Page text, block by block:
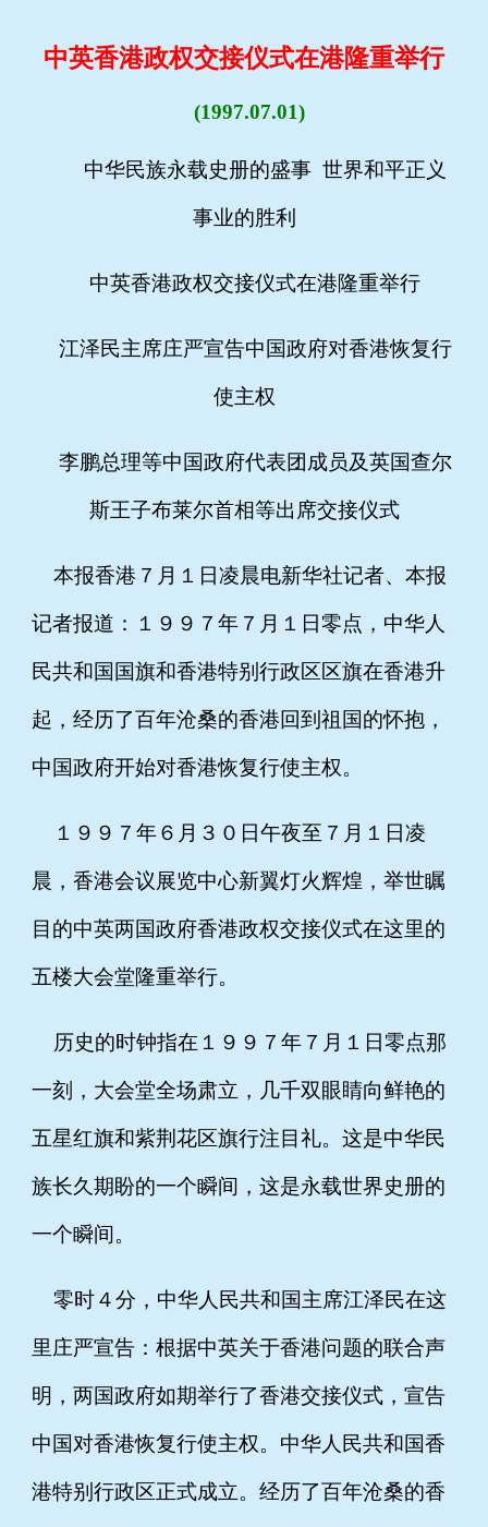
中英香港政权交接仪式在港隆重举行
(1997.07.01)
中华民族永载史册的盛事 世界和平正义
事业的胜利
中英香港政权交接仪式在港隆重举行
江泽民主席庄严宣告中国政府对香港恢复行
使主权
李鹏总理等中国政府代表团成员及英国查尔
斯王子布莱尔首相等出席交接仪式
本报香港７月１日凌晨电新华社记者、本报
记者报道：１９９７年７月１日零点，中华人
民共和国国旗和香港特别行政区区旗在香港升
起，经历了百年沧桑的香港回到祖国的怀抱，
中国政府开始对香港恢复行使主权。
１９９７年６月３０日午夜至７月１日凌
晨，香港会议展览中心新翼灯火辉煌，举世瞩
目的中英两国政府香港政权交接仪式在这里的
五楼大会堂隆重举行。
历史的时钟指在１９９７年７月１日零点那
一刻，大会堂全场肃立，几千双眼睛向鲜艳的
五星红旗和紫荆花区旗行注目礼。这是中华民
族长久期盼的一个瞬间，这是永载世界史册的
一个瞬间。
零时４分，中华人民共和国主席江泽民在这
里庄严宣告：根据中英关于香港问题的联合声
明，两国政府如期举行了香港交接仪式，宣告
中国对香港恢复行使主权。中华人民共和国香
港特别行政区正式成立。经历了百年沧桑的香